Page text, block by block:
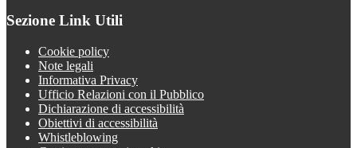
Sezione Link Utili
Cookie policy
Note legali
Informativa Privacy
Ufficio Relazioni con il Pubblico
Dichiarazione di accessibilità
Obiettivi di accessibilità
Whistleblowing